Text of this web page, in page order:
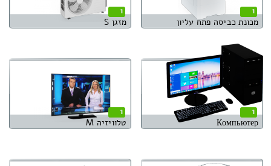
1
מכונת כביסה פתח עליון
1
מזגן S
1
Компьютер
1
טלוויזיה M